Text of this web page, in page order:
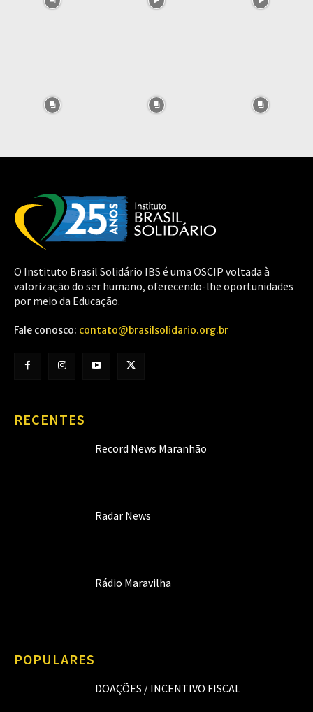
O Instituto Brasil Solidário IBS é uma OSCIP voltada à
valorização do ser humano, oferecendo-lhe oportunidades
por meio da Educação.
Fale conosco: contato@brasilsolidario.org.br
RECENTES
Record News Maranhão
Radar News
Rádio Maravilha
POPULARES
DOAÇÕES / INCENTIVO FISCAL